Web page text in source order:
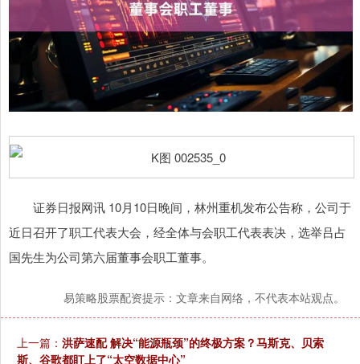
证券日报网讯 10月10日晚间，林州重机发布公告称，公司于
近日召开了职工代表大会，经全体与会职工代表表决，选举吕占
国先生为公司第六届董事会职工董事。
易策略股票配资提示：文章来自网络，不代表本站观点。
上一篇： 洪萨速配 解决“能源瓶颈”的终极方案？马斯克、贝索
斯、谷歌都盯上了“太空数据中心”